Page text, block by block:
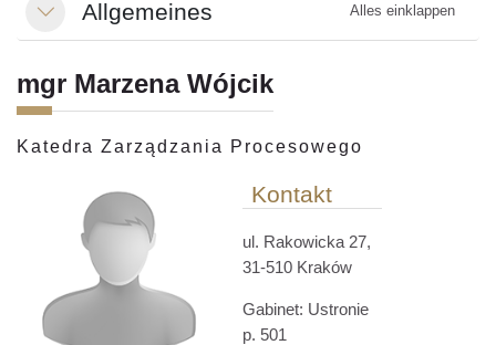
EinklappenAllgemeines Alles einklappen
mgr Marzena Wójcik
Katedra Zarządzania Procesowego
Kontakt
ul. Rakowicka 27,
31-510 Kraków
Gabinet: Ustronie
p. 501